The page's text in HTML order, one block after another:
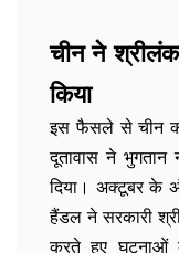
चीन ने
किया
इस फैसले से चीन को
दूतावास ने
दिया। अक्टूबर के
हैंडल ने सरकारी
करते हुए घटनाओं